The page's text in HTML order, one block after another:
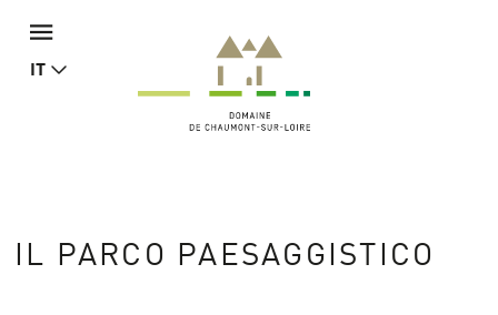
IT
IL PARCO PAESAGGISTICO